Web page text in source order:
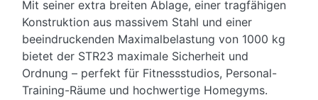
Mit seiner extra breiten Ablage, einer tragfähigen
Konstruktion aus massivem Stahl und einer
beeindruckenden Maximalbelastung von 1000 kg
bietet der STR23 maximale Sicherheit und
Ordnung – perfekt für Fitnessstudios, Personal-
Training-Räume und hochwertige Homegyms.